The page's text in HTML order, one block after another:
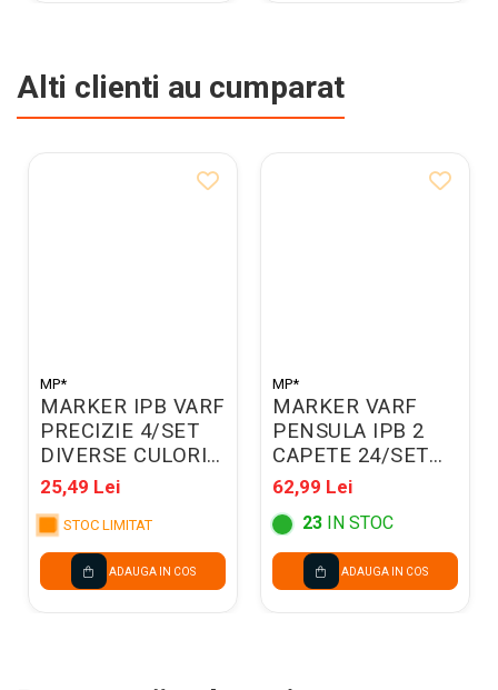
Alti clienti au cumparat
MP*
MARKER IPB VARF
PRECIZIE 4/SET
DIVERSE CULORI
PP928-01
25,49 Lei
STOC LIMITAT
ADAUGA IN COS
MP*
MARKER VARF
PENSULA IPB 2
CAPETE 24/SET
PP917-24
62,99 Lei
23 IN STOC
ADAUGA IN COS